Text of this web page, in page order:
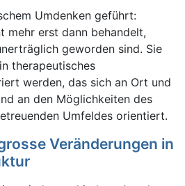
Umdenken geführt:
mehr erst dann behandelt,
geworden sind. Sie
therapeutisches
werden, das sich an Ort und
an den Möglichkeiten des
Umfeldes orientiert.
Veränderungen in